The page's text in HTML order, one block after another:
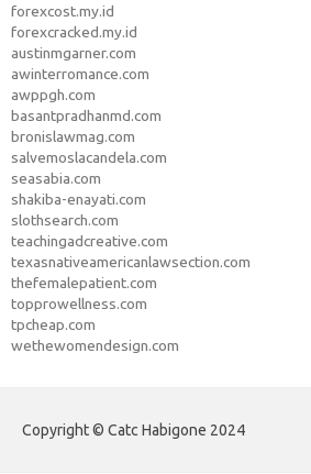
forexcost.my.id
forexcracked.my.id
austinmgarner.com
awinterromance.com
awppgh.com
basantpradhanmd.com
bronislawmag.com
salvemoslacandela.com
seasabia.com
shakiba-enayati.com
slothsearch.com
teachingadcreative.com
texasnativeamericanlawsection.com
thefemalepatient.com
topprowellness.com
tpcheap.com
wethewomendesign.com
Copyright © Catc Habigone 2024